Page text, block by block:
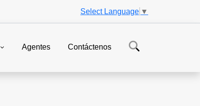
Select Language ▼
Agentes Contáctenos